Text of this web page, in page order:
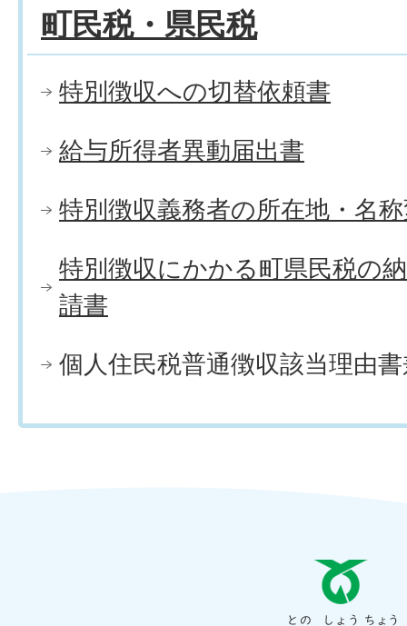
町民税・県民税
特別徴収への切替依頼書
給与所得者異動届出書
特別徴収義務者の所在地・名
特別徴収にかかる町県民税の
請書
個人住民税普通徴収該当理由
の